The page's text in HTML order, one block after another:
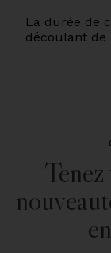
La durée de
découlant de